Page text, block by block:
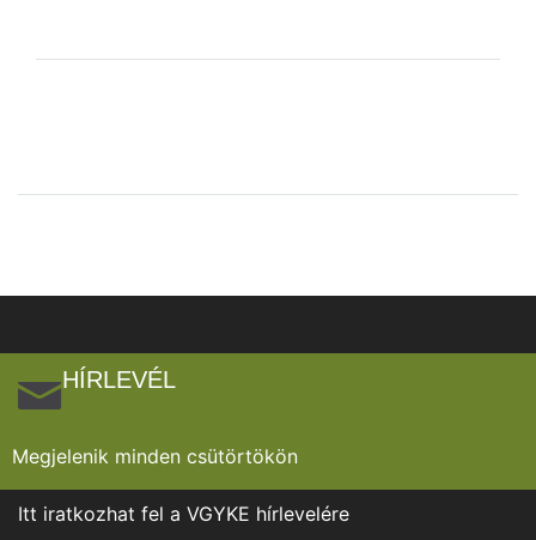
HÍRLEVÉL
Megjelenik minden csütörtökön
Itt iratkozhat fel a VGYKE hírlevelére